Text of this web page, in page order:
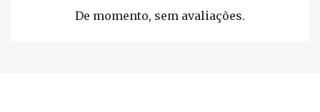
De momento, sem avaliações.